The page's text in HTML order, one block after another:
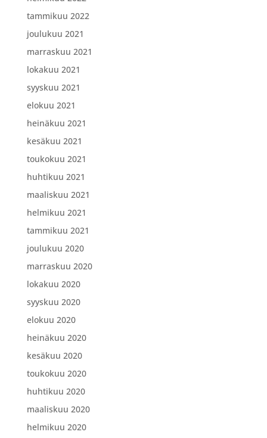
tammikuu 2022
joulukuu 2021
marraskuu 2021
lokakuu 2021
syyskuu 2021
elokuu 2021
heinäkuu 2021
kesäkuu 2021
toukokuu 2021
huhtikuu 2021
maaliskuu 2021
helmikuu 2021
tammikuu 2021
joulukuu 2020
marraskuu 2020
lokakuu 2020
syyskuu 2020
elokuu 2020
heinäkuu 2020
kesäkuu 2020
toukokuu 2020
huhtikuu 2020
maaliskuu 2020
helmikuu 2020